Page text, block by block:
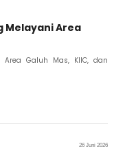
Melayani Area
Galuh Mas, KIIC, dan
26 Juni 2026